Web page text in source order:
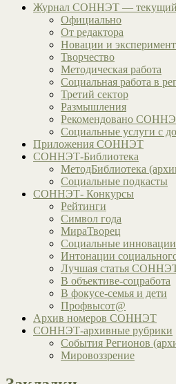
Журнал СОННЭТ — текущий
Официально
От редактора
Новации и
Творчество
Методическая работа
Социальная работа в
Третий сектор
Размышления
Рекомендовано
Социальные услуги с
Приложения СОННЭТ
СОННЭТ-Библиотека
МетодБиблиотека
Социальные подкасты
СОННЭТ- Конкурсы
Рейтинги
Символ года
МираТворец
Социальные инновации
Интонации
Лучшая статья
В объективе-соцработа
В фокусе-семья и дети
Профвысот@
Архив номеров СОННЭТ
СОННЭТ-архивные рубрики
События Регионов
Мировоззрение